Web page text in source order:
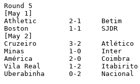
Round 5
[May 1]
Athletic	2-1	Betim
Boston		1-1	SJDR
[May 2]
Cruzeiro	3-2	Atlético
Minas		1-0	Inter
América		2-0	Coimbra
Vila Real	1-2	Itabirito
Uberabinha	0-2	Nacional